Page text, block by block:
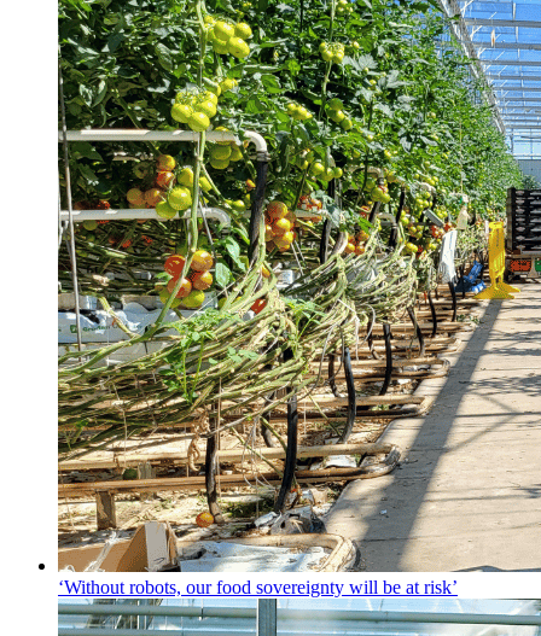
‘Without robots, our food sovereignty will be at risk’